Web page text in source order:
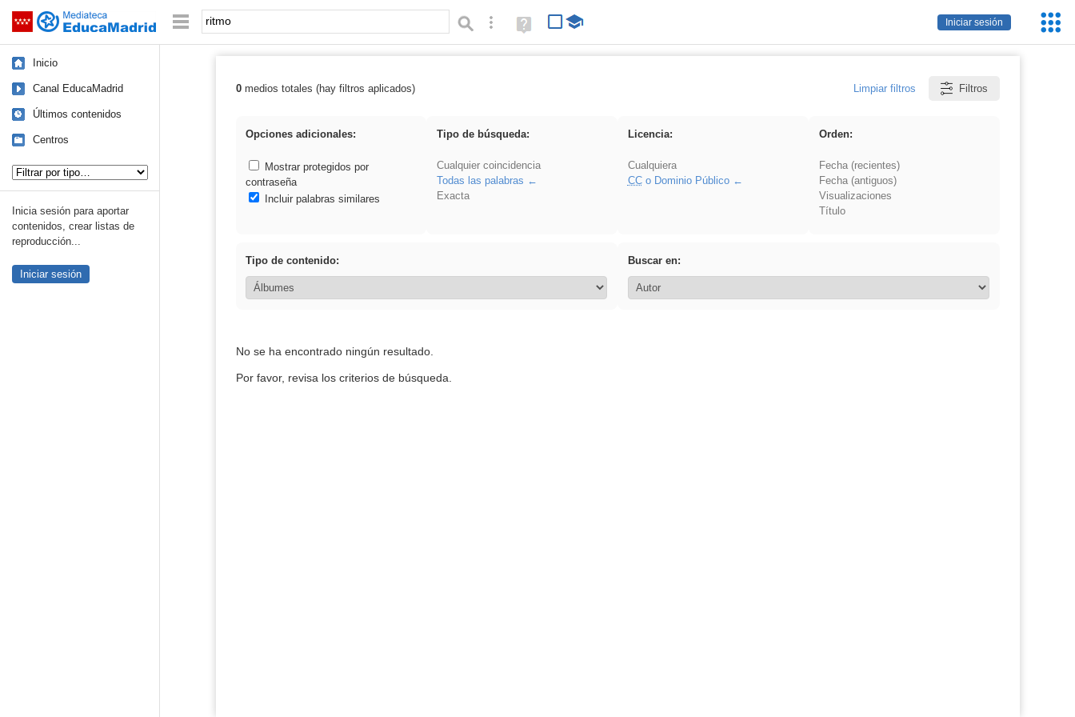
Saltar navegación
Iniciar sesión
Palabra o frase: Búsqueda avanzada
Ayuda
(en
Inicio
Canal EducaMadrid
Últimos contenidos
Centros
Inicia sesión para aportar
contenidos, crear listas de
reproducción...
Iniciar sesión
Resultados de: ritmo
0medios totales (hay filtros aplicados) Limpiar filtros Filtros
Opciones adicionales:
Mostrar protegidos por
contraseña
Incluir palabras similares
Tipo de búsqueda:
Cualquier coincidencia
Todas las palabras
Exacta
Licencia:
Cualquiera
CCo Dominio Público
Orden:
Fecha (recientes)
Fecha (antiguos)
Visualizaciones
Título
Tipo de contenido: Buscar en:
No se ha encontrado ningún resultado.
Por favor, revisa los criterios de búsqueda.